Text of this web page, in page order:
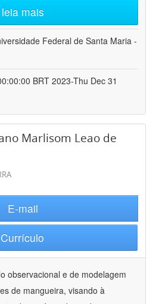
leia mais
Federal de Santa Maria -
BRT 2023-Thu Dec 31
Marlisom Leao de
E-mail
Currículo
observacional e de modelagem
de mangueira, visando à